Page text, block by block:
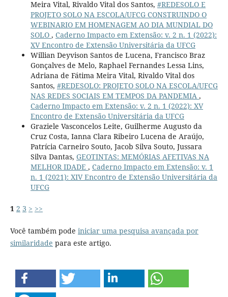
Meira Vital, Rivaldo Vital dos Santos, #REDESOLO E
PROJETO SOLO NA ESCOLA/UFCG CONSTRUINDO O
WEBINARIO EM HOMENAGEM AO DIA MUNDIAL DO
SOLO , Caderno Impacto em Extensão: v. 2 n. 1 (2022):
XV Encontro de Extensão Universitária da UFCG
Willian Deyvison Santos de Lucena, Francisco Braz
Gonçalves de Melo, Raphael Fernandes Lessa Lins,
Adriana de Fátima Meira Vital, Rivaldo Vital dos
Santos, #REDESOLO: PROJETO SOLO NA ESCOLA/UFCG
NAS REDES SOCIAIS EM TEMPOS DA PANDEMIA ,
Caderno Impacto em Extensão: v. 2 n. 1 (2022): XV
Encontro de Extensão Universitária da UFCG
Graziele Vasconcelos Leite, Guilherme Augusto da
Cruz Costa, Ianna Clara Ribeiro Lucena de Araújo,
Patrícia Carneiro Souto, Jacob Silva Souto, Jussara
Silva Dantas, GEOTINTAS: MEMÓRIAS AFETIVAS NA
MELHOR IDADE , Caderno Impacto em Extensão: v. 1
n. 1 (2021): XIV Encontro de Extensão Universitária da
UFCG
1 2 3 > >>
Você também pode iniciar uma pesquisa avançada por
similaridade para este artigo.